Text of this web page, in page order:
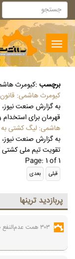
Toggle
navigation
برچسب :کیومرث
کیومرث هاشمی: قانون
به گزارش صنعت نیوز،
قهرمان برای استخدام
هاشمی: لیگ کشتی
به گزارش صنعت
تقویت تیم ملی
Page: 1 of 1
پربازديد ترينها
۳۰۳ همت عدم‌النفع صنایع از ناترازی‌ها